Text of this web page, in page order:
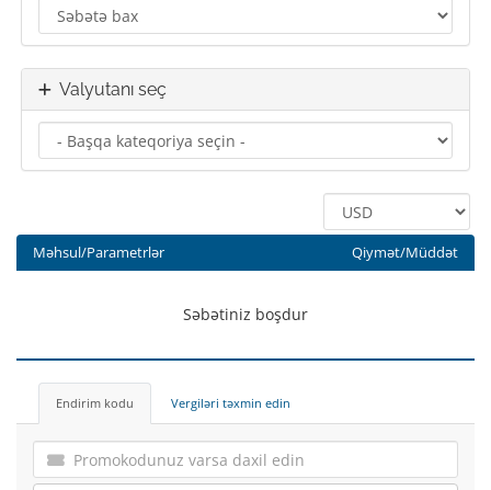
Valyutanı seç
Məhsul/Parametrlər Qiymət/Müddət
Səbətiniz boşdur
Endirim kodu Vergiləri təxmin edin